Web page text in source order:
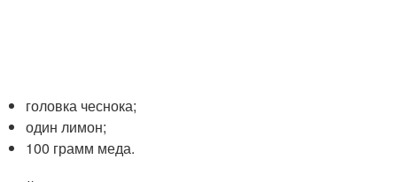
головка чеснока;
один лимон;
100 грамм меда.